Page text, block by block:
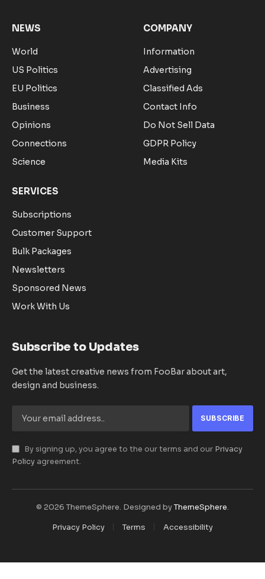
NEWS
World
US Politics
EU Politics
Business
Opinions
Connections
Science
COMPANY
Information
Advertising
Classified Ads
Contact Info
Do Not Sell Data
GDPR Policy
Media Kits
SERVICES
Subscriptions
Customer Support
Bulk Packages
Newsletters
Sponsored News
Work With Us
Subscribe to Updates
Get the latest creative news from FooBar about art,
design and business.
By signing up, you agree to the our terms and our Privacy
Policy agreement.
© 2026 ThemeSphere. Designed byThemeSphere.
Privacy Policy
Terms Accessibility